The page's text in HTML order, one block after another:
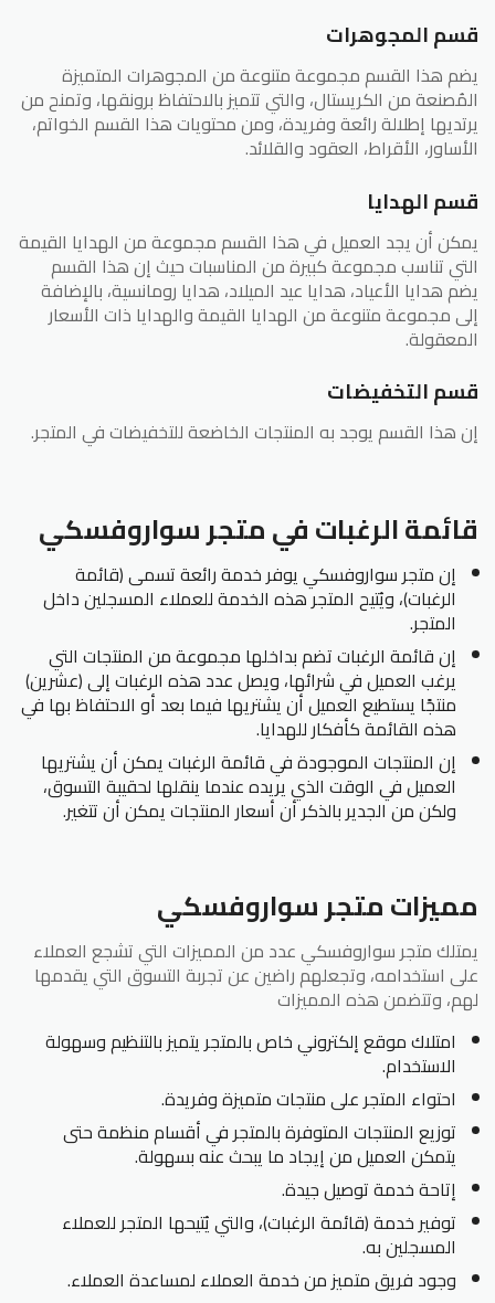
قسم المجوهرات
يضم هذا القسم مجموعة متنوعة من المجوهرات المتميزة
المُصنعة من الكريستال، والتي تتميز بالاحتفاظ برونقها، وتمنح من
يرتديها إطلالة رائعة وفريدة، ومن محتويات هذا القسم الخواتم،
الأساور، الأقراط، العقود والقلائد.
قسم الهدايا
يمكن أن يجد العميل في هذا القسم مجموعة من الهدايا القيمة
التي تناسب مجموعة كبيرة من المناسبات حيث إن هذا القسم
يضم هدايا الأعياد، هدايا عيد الميلاد، هدايا رومانسية، بالإضافة
إلى مجموعة متنوعة من الهدايا القيمة والهدايا ذات الأسعار
المعقولة.
قسم التخفيضات
إن هذا القسم يوجد به المنتجات الخاضعة للتخفيضات في المتجر.
قائمة الرغبات في متجر سواروفسكي
إن متجر سواروفسكي يوفر خدمة رائعة تسمى (قائمة
الرغبات)، ويُتيح المتجر هذه الخدمة للعملاء المسجلين داخل
المتجر.
إن قائمة الرغبات تضم بداخلها مجموعة من المنتجات التي
يرغب العميل في شرائها، ويصل عدد هذه الرغبات إلى (عشرين)
منتجًا يستطيع العميل أن يشتريها فيما بعد أو الاحتفاظ بها في
هذه القائمة كأفكار للهدايا.
إن المنتجات الموجودة في قائمة الرغبات يمكن أن يشتريها
العميل في الوقت الذي يريده عندما ينقلها لحقيبة التسوق،
ولكن من الجدير بالذكر أن أسعار المنتجات يمكن أن تتغير.
مميزات متجر سواروفسكي
يمتلك متجر سواروفسكي عدد من المميزات التي تشجع العملاء
على استخدامه، وتجعلهم راضين عن تجربة التسوق التي يقدمها
لهم، وتتضمن هذه المميزات
امتلاك موقع إلكتروني خاص بالمتجر يتميز بالتنظيم وسهولة
الاستخدام.
احتواء المتجر على منتجات متميزة وفريدة.
توزيع المنتجات المتوفرة بالمتجر في أقسام منظمة حتى
يتمكن العميل من إيجاد ما يبحث عنه بسهولة.
إتاحة خدمة توصيل جيدة.
توفير خدمة (قائمة الرغبات)، والتي يُتيحها المتجر للعملاء
المسجلين به.
وجود فريق متميز من خدمة العملاء لمساعدة العملاء.